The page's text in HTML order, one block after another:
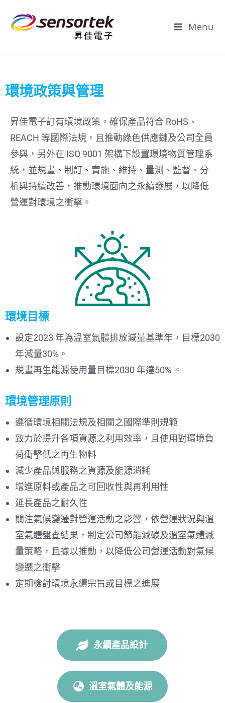
Menu
環境政策與管理
昇佳電子訂有環境政策，確保產品符合 RoHS、
REACH 等國際法規，且推動綠色供應鏈及公司全員
參與，另外在 ISO 9001 架構下設置環境物質管理系
統，並規畫、制訂、實施、維持、量測、監督、分
析與持續改善，推動環境面向之永續發展，以降低
營運對環境之衝擊。
環境目標
設定2023 年為溫室氣體排放減量基準年，目標2030
年減量30%。
規畫再生能源使用量目標2030 年達50% 。
環境管理原則
遵循環境相關法規及相關之國際準則規範
致力於提升各項資源之利用效率，且使用對環境負
荷衝擊低之再生物料
減少產品與服務之資源及能源消耗
增進原料或產品之可回收性與再利用性
延長產品之耐久性
關注氣候變遷對營運活動之影響，依營運狀況與溫
室氣體盤查結果，制定公司節能減碳及溫室氣體減
量策略，且據以推動，以降低公司營運活動對氣候
變遷之衝擊
定期檢討環境永續宗旨或目標之進展
永續產品設計
溫室氣體及能源